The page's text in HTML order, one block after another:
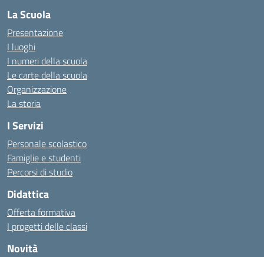
La Scuola
Presentazione
I luoghi
I numeri della scuola
Le carte della scuola
Organizzazione
La storia
I Servizi
Personale scolastico
Famiglie e studenti
Percorsi di studio
Didattica
Offerta formativa
I progetti delle classi
Novità